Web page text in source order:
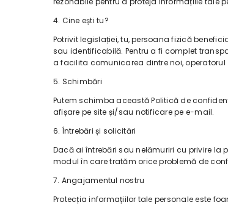
4. Cine ești tu?
Potrivit legislației, tu, persoana fizică
sau identificabilă. Pentru a fi complet
a facilita comunicarea dintre noi, operatorul
5. Schimbări
Putem schimba această Politică de
afișare pe site și/sau notificare pe e-mail.
6. Întrebări și solicitări
Dacă ai întrebări sau nelămuriri cu privire la
modul în care tratăm orice problemă de
7. Angajamentul nostru
Protecția informațiilor tale personale este